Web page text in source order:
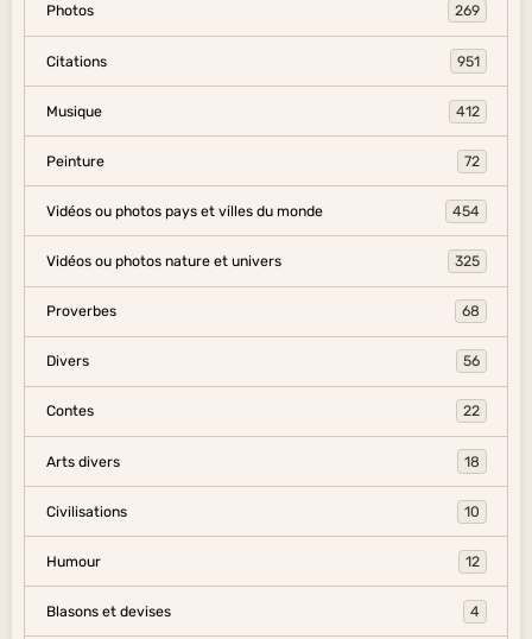
Photos 269
Citations 951
Musique 412
Peinture 72
Vidéos ou photos pays et villes du monde 454
Vidéos ou photos nature et univers 325
Proverbes 68
Divers 56
Contes 22
Arts divers 18
Civilisations 10
Humour 12
Blasons et devises 4